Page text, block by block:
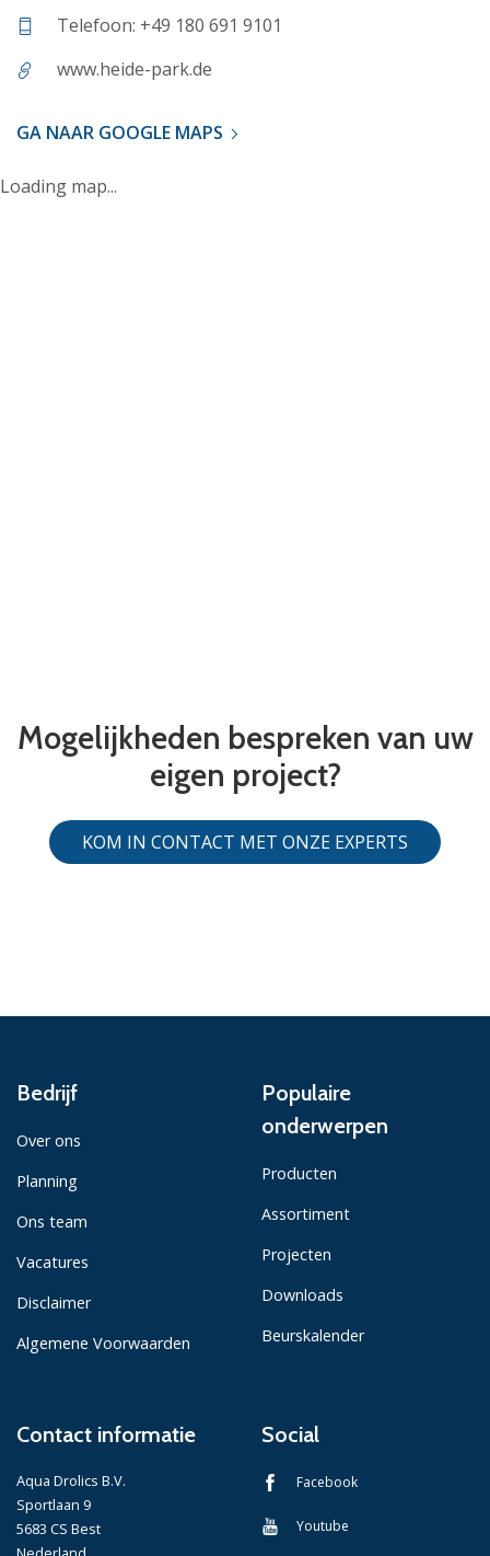
Telefoon: +49 180 691 9101
www.heide-park.de
GA NAAR GOOGLE MAPS
Loading map...
Mogelijkheden bespreken van uw
eigen project?
KOM IN CONTACT MET ONZE EXPERTS
Bedrijf
Over ons
Planning
Ons team
Vacatures
Disclaimer
Algemene Voorwaarden
Populaire
onderwerpen
Producten
Assortiment
Projecten
Downloads
Beurskalender
Contact informatie
Aqua Drolics B.V.
Sportlaan 9
5683 CS Best
Social
Facebook
Youtube